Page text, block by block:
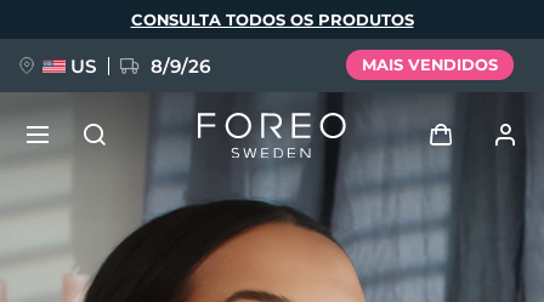
principal
CONSULTA TODOS OS PRODUTOS
US 8/9/26 MAIS VENDIDOS
Perfil de usuário
NOVIDADE
BREAKING NEWS
Idioma